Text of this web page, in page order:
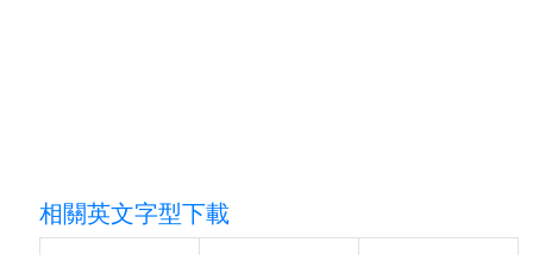
相關英文字型下載